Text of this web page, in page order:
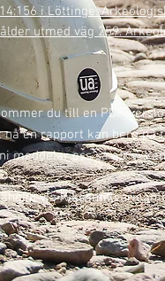
i Löttinge.
utmed väg 259.
du till en PDF-
en rapport kan bero
meddelar oss så att vi
via